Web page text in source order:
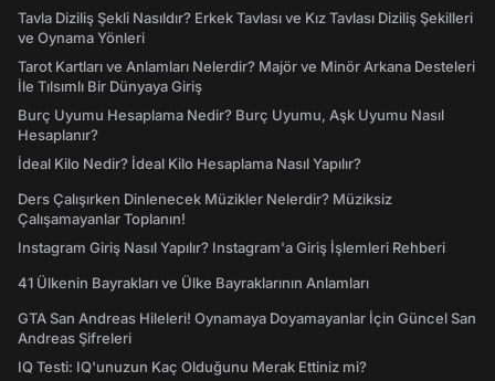
Tavla Diziliş Şekli Nasıldır? Erkek Tavlası ve Kız Tavlası Diziliş Şekilleri
ve Oynama Yönleri
Tarot Kartları ve Anlamları Nelerdir? Majör ve Minör Arkana Desteleri
İle Tılsımlı Bir Dünyaya Giriş
Burç Uyumu Hesaplama Nedir? Burç Uyumu, Aşk Uyumu Nasıl
Hesaplanır?
İdeal Kilo Nedir? İdeal Kilo Hesaplama Nasıl Yapılır?
Ders Çalışırken Dinlenecek Müzikler Nelerdir? Müziksiz
Çalışamayanlar Toplanın!
Instagram Giriş Nasıl Yapılır? Instagram'a Giriş İşlemleri Rehberi
41 Ülkenin Bayrakları ve Ülke Bayraklarının Anlamları
GTA San Andreas Hileleri! Oynamaya Doyamayanlar İçin Güncel San
Andreas Şifreleri
IQ Testi: IQ'unuzun Kaç Olduğunu Merak Ettiniz mi?